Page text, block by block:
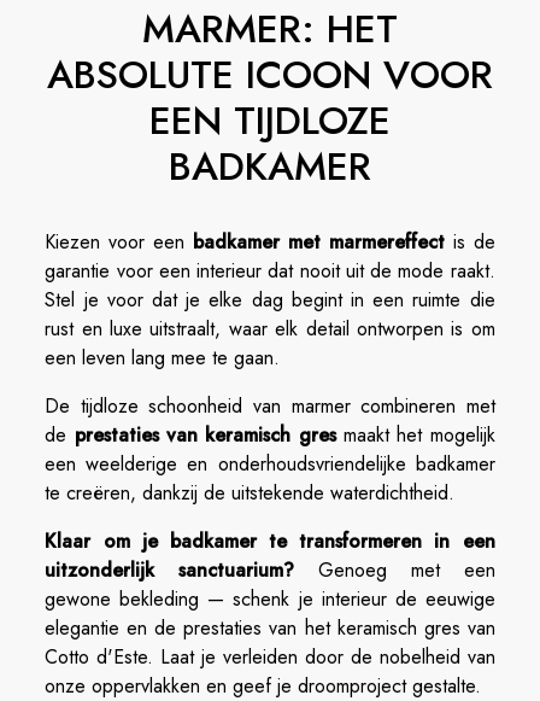
MARMER: HET
ABSOLUTE ICOON VOOR
EEN TIJDLOZE
BADKAMER
Kiezen voor een badkamer met marmereffectis de
garantie voor een interieur dat nooit uit de mode raakt.
Stel je voor dat je elke dag begint in een ruimte die
rust en luxe uitstraalt, waar elk detail ontworpen is om
een leven lang mee te gaan.
De tijdloze schoonheid van marmer combineren met
de prestaties van keramisch gresmaakt het mogelijk
een weelderige en onderhoudsvriendelijke badkamer
te creëren, dankzij de uitstekende waterdichtheid.
Klaar om je badkamer te transformeren in een
uitzonderlijk sanctuarium? Genoeg met een
gewone bekleding — schenk je interieur de eeuwige
elegantie en de prestaties van het keramisch gres van
Cotto d'Este. Laat je verleiden door de nobelheid van
onze oppervlakken en geef je droomproject gestalte.